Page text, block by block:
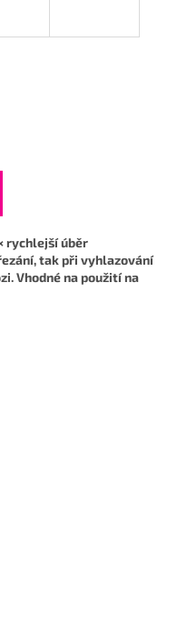
rychlejší úběr
tak při vyhlazování
Vhodné na použití na